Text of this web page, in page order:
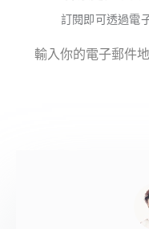
訂閱即可透過電